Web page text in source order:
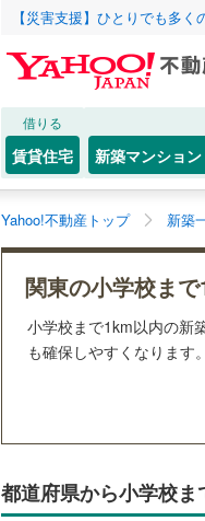
【災害支援】ひとりでも多
借りる
賃貸住宅 新築マンション
Yahoo!不動産トップ 新築
関東の小学校ま
小学校まで1km以内の新
も確保しやすくなります
都道府県から小学校